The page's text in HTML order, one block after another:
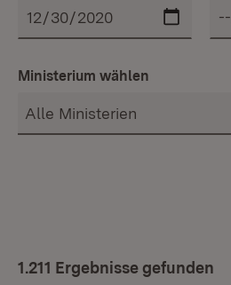
Ministerium wählen
1.211 Ergebnisse gefunden